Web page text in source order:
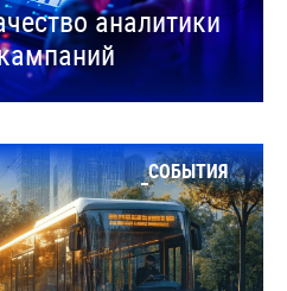
аналитики
СОБЫТИЯ